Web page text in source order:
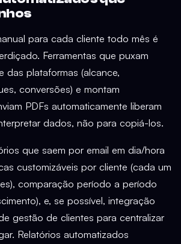
para cada cliente todo mês é
Ferramentas que puxam
das plataformas (alcance,
conversões) e montam
PDFs automaticamente liberam
dados, não para copiá-los.
que saem por email em dia/hora
customizáveis por cliente (cada um
comparação período a período
e, se possível, integração
gestão de clientes para centralizar
Relatórios automatizados